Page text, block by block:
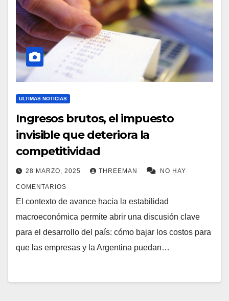
ULTIMAS NOTICIAS
Ingresos brutos, el impuesto
invisible que deteriora la
competitividad
28 MARZO, 2025 THREEMAN NO HAY
COMENTARIOS
El contexto de avance hacia la estabilidad
macroeconómica permite abrir una discusión clave
para el desarrollo del país: cómo bajar los costos para
que las empresas y la Argentina puedan…